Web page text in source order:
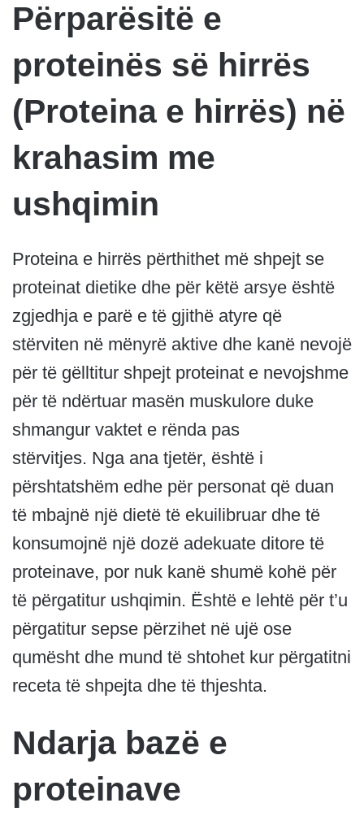
Përparësitë e
proteinës së hirrës
(Proteina e hirrës) në
krahasim me
ushqimin
Proteina e hirrës përthithet më shpejt se
proteinat dietike dhe për këtë arsye është
zgjedhja e parë e të gjithë atyre që
stërviten në mënyrë aktive dhe kanë nevojë
për të gëlltitur shpejt proteinat e nevojshme
për të ndërtuar masën muskulore duke
shmangur vaktet e rënda pas
stërvitjes. Nga ana tjetër, është i
përshtatshëm edhe për personat që duan
të mbajnë një dietë të ekuilibruar dhe të
konsumojnë një dozë adekuate ditore të
proteinave, por nuk kanë shumë kohë për
të përgatitur ushqimin. Është e lehtë për t’u
përgatitur sepse përzihet në ujë ose
qumësht dhe mund të shtohet kur përgatitni
receta të shpejta dhe të thjeshta.
Ndarja bazë e
proteinave